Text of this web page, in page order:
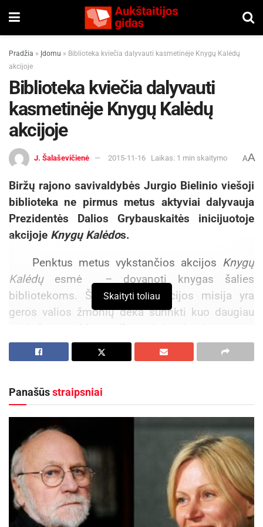
Pradžia » Įdomu » Biblioteka kviečia dalyvauti kasmetinėje Knygų Kalėdų
akcijoje
Biblioteka kviečia dalyvauti
kasmetinėje Knygų Kalėdų
akcijoje
J. Šalaševičienė 2015-11-16 Laikas: 1 min skaitymo AA
Biržų rajono savivaldybės Jurgio Bielinio viešoji
biblioteka ne pirmus metus aktyviai dalyvauja
Prezidentės Dalios Grybauskaitės inicijuotoje
akcijoje Knygų Kalėdos.
Penktus metus vykstančios akcijos Knygų
Kalėdųesmė – dovanoti knygas šalies
bibliotekoms. Šiais metais akcijos misija yra
geros valios žmonių dėka surinkti kuo daugiau
naujų knygų, skirtų
vaikams ir jaunimui.
Aktualios naujienos
Kauno rajone, Čekiškėje vyks 2028 metų Europos
ir pasaulio greičio automodelių čempionatas
Festivalį „ConTempo“ Kaune uždarys sudėtingas
pasirodymas aštuonių metrų aukštyje ir piknikas
Santakoje
2026-08-05
Mieli biržiečiai ir rajono gyventojai,Knygų
Skaityti toliau
Panašūsstraipsniai